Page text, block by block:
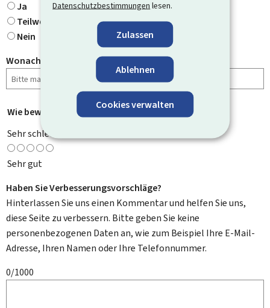
Datenschutzbestimmungen lesen.
Zulassen
Ablehnen
Cookies verwalten
Ja
Teilweise
Nein
Wonach haben Sie gesucht?
Wie bewerten Sie diese Seite? *
Sehr schlecht
Sehr gut
Haben Sie Verbesserungsvorschläge?
Hinterlassen Sie uns einen Kommentar und helfen Sie uns,
diese Seite zu verbessern. Bitte geben Sie keine
personenbezogenen Daten an, wie zum Beispiel Ihre E-Mail-
Adresse, Ihren Namen oder Ihre Telefonnummer.
0/1000